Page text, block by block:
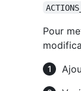
Pour